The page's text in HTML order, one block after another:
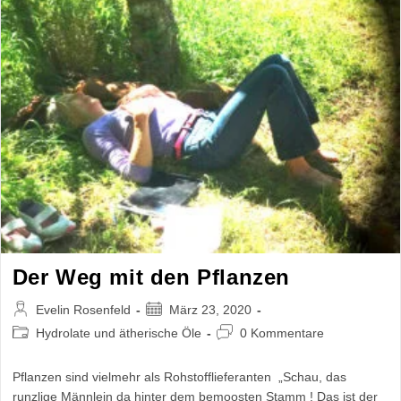
Der Weg mit den Pflanzen
Beitrags-
Autor:
Evelin Rosenfeld
Beitrag
veröffentlicht:
März 23, 2020
Beitrags-Hydrolate und ätherische Öle
Beitrags-0 Kommentare
Pflanzen sind vielmehr als Rohstofflieferanten „Schau, das
runzlige Männlein da hinter dem bemoosten Stamm ! Das ist der